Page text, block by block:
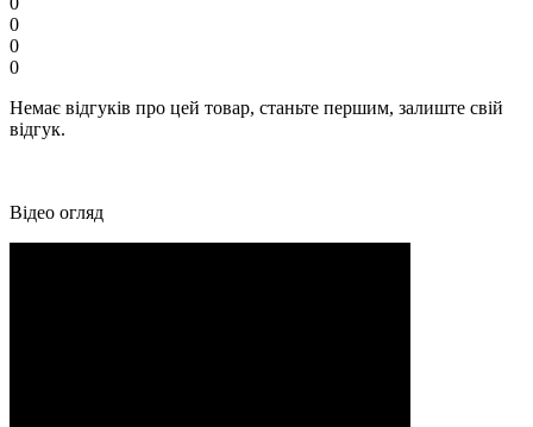
0
0
0
Немає відгуків про цей товар, станьте першим, залиште свій
відгук.
Відео огляд